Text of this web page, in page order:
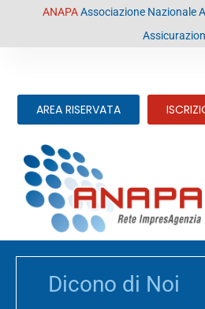
contenutoANAPAAssociazione Nazionale
AREA RISERVATA
Dicono di Noi